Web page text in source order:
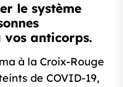
le système
vos anticorps.
à la Croix-Rouge
de COVID-19,